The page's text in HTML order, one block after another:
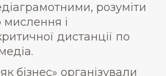
розуміти
мислення і
дистанції по
бізнес» організували